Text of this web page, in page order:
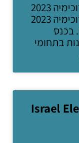
כנס החברה הישראלית לאלקטרוכימיה 2023
כנס החברה הישראלית לאלקטרוכימיה 2023
7 ביוני. בכנס
בתחומי
Israel